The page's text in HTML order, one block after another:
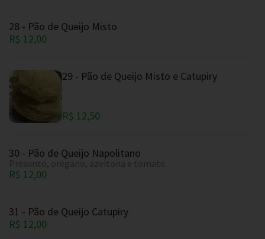
28 - Pão de Queijo Misto
R$ 12,00
29 - Pão de Queijo Misto e Catupiry
R$ 12,50
30 - Pão de Queijo Napolitano
R$ 12,00
31 - Pão de Queijo Catupiry
R$ 12,00